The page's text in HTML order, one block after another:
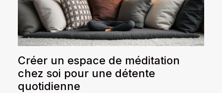
Créer un espace de méditation
chez soi pour une détente
quotidienne